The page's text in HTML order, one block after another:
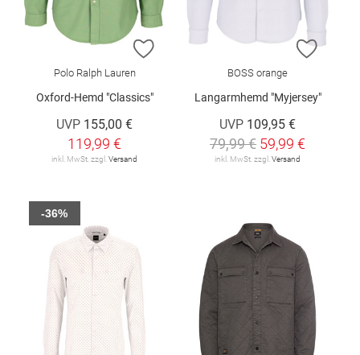
ZUR WUNSCHLISTE HINZUFÜGEN
Polo Ralph Lauren
Oxford-Hemd "Classics"
UVP 155,00 €
119,99 €
inkl. MwSt. zzgl. Versand
ZUR
BOSS orange
Langarmhemd "Myjersey"
UVP 109,95 €
79,99 € 59,99 €
inkl. MwSt. zzgl. Versand
-36%